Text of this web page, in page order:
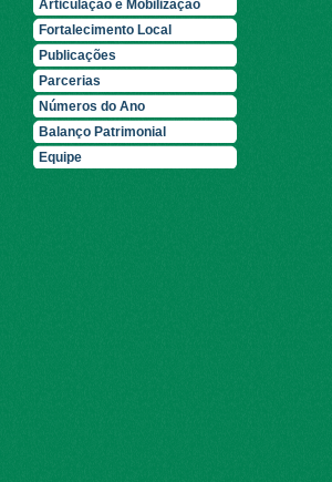
Articulação e Mobilização
Fortalecimento Local
Publicações
Parcerias
Números do Ano
Balanço Patrimonial
Equipe